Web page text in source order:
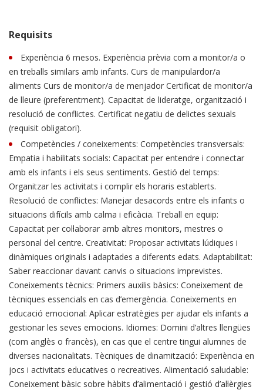
Requisits
Experiència 6 mesos. Experiència prèvia com a monitor/a o
en treballs similars amb infants. Curs de manipulardor/a
aliments Curs de monitor/a de menjador Certificat de monitor/a
de lleure (preferentment). Capacitat de lideratge, organització i
resolució de conflictes. Certificat negatiu de delictes sexuals
(requisit obligatori).
Competències / coneixements: Competències transversals:
Empatia i habilitats socials: Capacitat per entendre i connectar
amb els infants i els seus sentiments. Gestió del temps:
Organitzar les activitats i complir els horaris establerts.
Resolució de conflictes: Manejar desacords entre els infants o
situacions difícils amb calma i eficàcia. Treball en equip:
Capacitat per col·laborar amb altres monitors, mestres o
personal del centre. Creativitat: Proposar activitats lúdiques i
dinàmiques originals i adaptades a diferents edats. Adaptabilitat:
Saber reaccionar davant canvis o situacions imprevistes.
Coneixements tècnics: Primers auxilis bàsics: Coneixement de
tècniques essencials en cas d’emergència. Coneixements en
educació emocional: Aplicar estratègies per ajudar els infants a
gestionar les seves emocions. Idiomes: Domini d’altres llengües
(com anglès o francès), en cas que el centre tingui alumnes de
diverses nacionalitats. Tècniques de dinamització: Experiència en
jocs i activitats educatives o recreatives. Alimentació saludable:
Coneixement bàsic sobre hàbits d’alimentació i gestió d’al·lèrgies